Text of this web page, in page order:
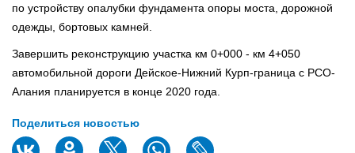
по устройству опалубки фундамента опоры моста, дорожной
одежды, бортовых камней.
Завершить реконструкцию участка км 0+000 - км 4+050
автомобильной дороги Дейское-Нижний Курп-граница с РСО-
Алания планируется в конце 2020 года.
Поделиться новостью